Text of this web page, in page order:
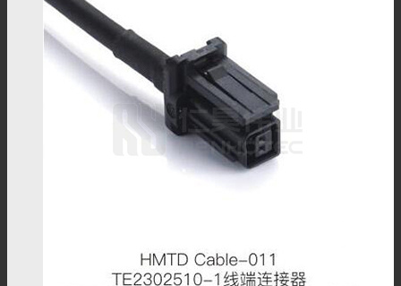
SSMB连接器
DIN连接器